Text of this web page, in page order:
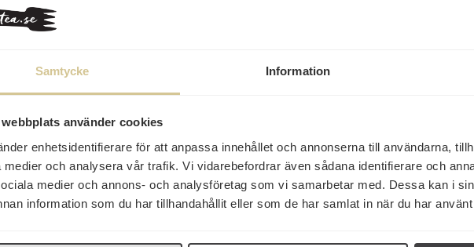
Samtycke Information
webbplats använder cookies
enhetsidentifierare för att anpassa innehållet och annonserna till användarna,
medier och analysera vår trafik. Vi vidarebefordrar även sådana identifierare och
medier och annons- och analysföretag som vi samarbetar med. Dessa kan i
information som du har tillhandahållit eller som de har samlat in när du har
14 kr
Vimto Fruktsmak Läsk
33cl
27 kr
Karma Drinks Karma
Cola 30cl
56 kr
Torres Chips Iberico
150g
25 kr
Gbg Soda
330ml